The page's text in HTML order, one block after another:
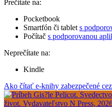
Prečítate na:
Pocketbook
Smartfón či tablet s
Počítač s podporovanou
Neprečítate na:
Kindle
Ako čítať e-knihy zabezpečené